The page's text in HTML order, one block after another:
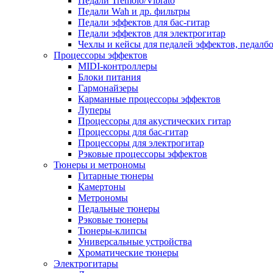
Педали Wah и др. фильтры
Педали эффектов для бас-гитар
Педали эффектов для электрогитар
Чехлы и кейсы для педалей эффектов,
Процессоры эффектов
MIDI-контроллеры
Блоки питания
Гармонайзеры
Карманные процессоры эффектов
Луперы
Процессоры для акустических гитар
Процессоры для бас-гитар
Процессоры для электрогитар
Рэковые процессоры эффектов
Тюнеры и метрономы
Гитарные тюнеры
Камертоны
Метрономы
Педальные тюнеры
Рэковые тюнеры
Тюнеры-клипсы
Универсальные устройства
Хроматические тюнеры
Электрогитары